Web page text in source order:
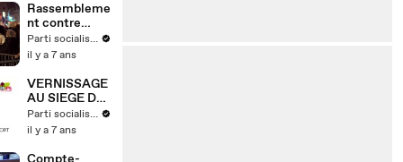
Rassembleme
nt contre
l'antisémitis
me
Parti socialiste
il y a 7 ans
VERNISSAGE
AU SIEGE DU
PARTI
SOCIALISTE
Parti socialiste
il y a 7 ans